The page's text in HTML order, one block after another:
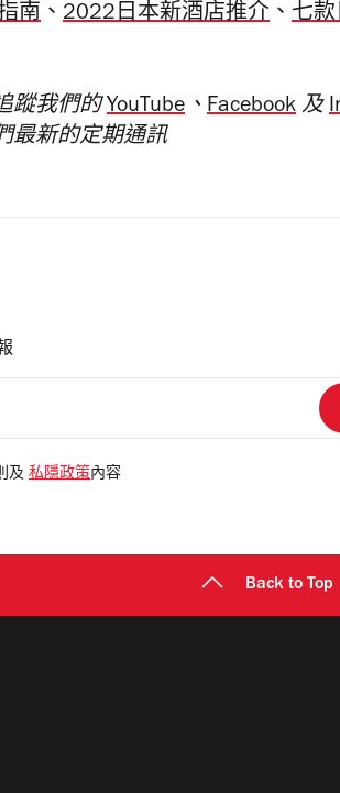
南 、 2022日本新酒店推介 、 七款
蹤我們的YouTube 、 Facebook 及
最新的定期通訊
及 私隱政策內容
Back to Top